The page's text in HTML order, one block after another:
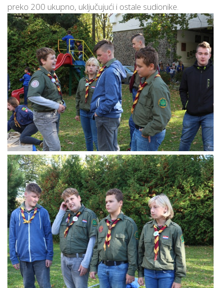
preko 200 ukupno, uključujući i ostale sudionike.